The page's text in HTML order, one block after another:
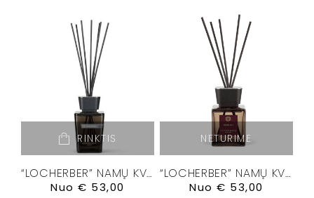
RINKTIS
“LOCHERBER” NAMŲ KVAPŲ DIFUZORIUS “GRIGIO MILANO”
Nuo€ 53,00
NETURIME
“LOCHERBER” NAMŲ KVAPŲ DIFUZORIUS “KLINTO 1817”
Nuo€ 53,00